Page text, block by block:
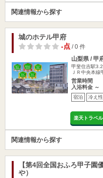
関連情報から探す
城のホテル甲府
-点/ 0 件
山梨県 / 甲
甲斐住吉駅
ＪＲ中央本線
営業時間
入浴料金 ～
宿泊 冷え性
楽天トラベ
関連情報から探す
【第4回全国おふろ甲子園
や）